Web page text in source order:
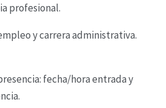
profesional.
y carrera administrativa.
fecha/hora entrada y